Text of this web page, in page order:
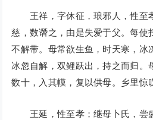
王祥，字休征，琅邪人，性至
慈，数谮之，由是失爱于父。每使
不解带。母常欲生鱼，时天寒，冰
冰忽自解，双鲤跃出，持之而归。
数十，入其幙，复以供母。乡里惊
王延，性至孝；继母卜氏，尝